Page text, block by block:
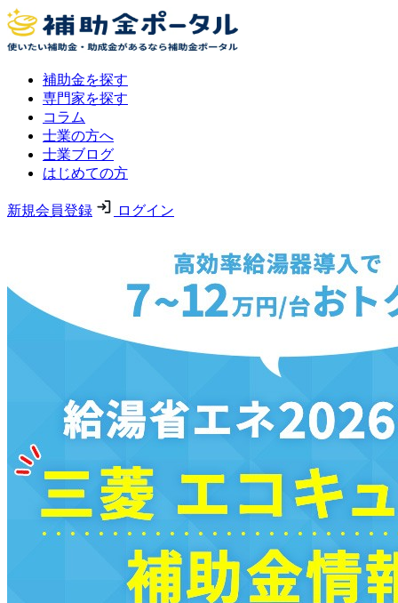
補助金を探す
専門家を探す
コラム
士業の方へ
士業ブログ
はじめての方
新規会員登録 ログイン